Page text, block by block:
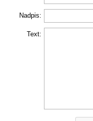
Nadpis:
Text: